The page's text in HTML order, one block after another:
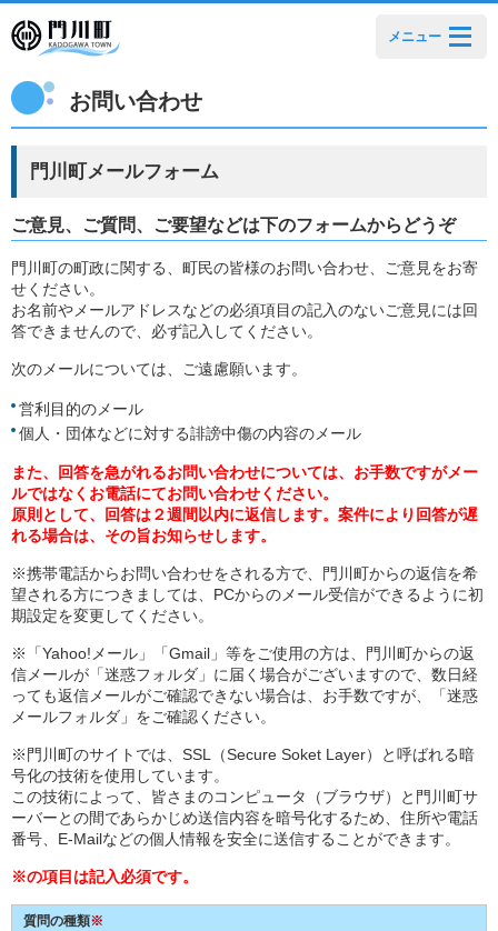
メニュー
お問い合わせ
門川町メールフォーム
ご意見、ご質問、ご要望などは下のフォームからどうぞ
門川町の町政に関する、町民の皆様のお問い合わせ、ご意見をお寄
せください。
お名前やメールアドレスなどの必須項目の記入のないご意見には回
答できませんので、必ず記入してください。
次のメールについては、ご遠慮願います。
営利目的のメール
個人・団体などに対する誹謗中傷の内容のメール
また、回答を急がれるお問い合わせについては、お手数ですがメー
ルではなくお電話にてお問い合わせください。
原則として、回答は２週間以内に返信します。案件により回答が遅
れる場合は、その旨お知らせします。
※携帯電話からお問い合わせをされる方で、門川町からの返信を希
望される方につきましては、PCからのメール受信ができるように初
期設定を変更してください。
※「Yahoo!メール」「Gmail」等をご使用の方は、門川町からの返
信メールが「迷惑フォルダ」に届く場合がございますので、数日経
っても返信メールがご確認できない場合は、お手数ですが、「迷惑
メールフォルダ」をご確認ください。
※門川町のサイトでは、SSL（Secure Soket Layer）と呼ばれる暗
号化の技術を使用しています。
この技術によって、皆さまのコンピュータ（ブラウザ）と門川町サ
ーバーとの間であらかじめ送信内容を暗号化するため、住所や電話
番号、E-Mailなどの個人情報を安全に送信することができます。
※の項目は記入必須です。
質問の種類※